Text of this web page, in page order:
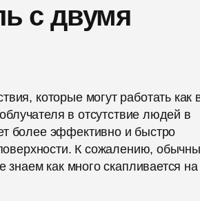
с двумя
которые могут работать как
в отсутствие людей в
более эффективно и быстро
К сожалению,
как много скапливается на